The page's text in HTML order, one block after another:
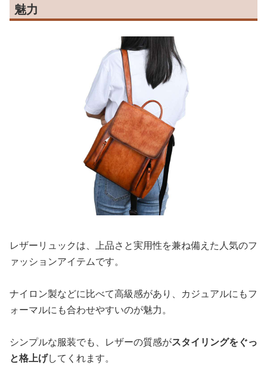
魅力
レザーリュックは、上品さと実用性を兼ね備えた人気のフ
ァッションアイテムです。
ナイロン製などに比べて高級感があり、カジュアルにもフ
ォーマルにも合わせやすいのが魅力。
シンプルな服装でも、レザーの質感がスタイリングをぐっ
と格上げしてくれます。